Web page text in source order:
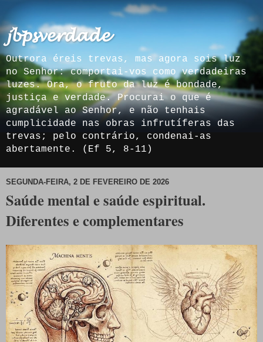
𝓳𝓫𝓹𝓼𝓿𝓮𝓻𝓭𝓪𝓭𝓮
Outrora éreis trevas, mas agora sois luz
no Senhor: comportai-vos como verdadeiras
luzes. Ora, o fruto da luz é bondade,
justiça e verdade. Procurai o que é
agradável ao Senhor, e não tenhais
cumplicidade nas obras infrutíferas das
trevas; pelo contrário, condenai-as
abertamente. (Ef 5, 8-11)
SEGUNDA-FEIRA, 2 DE FEVEREIRO DE 2026
Saúde mental e saúde espiritual.
Diferentes e complementares